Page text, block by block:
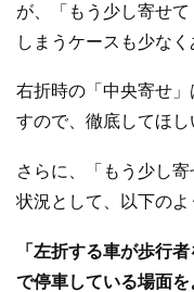
が、「もう少し寄せ
しまうケースも少なく
右折時の「中央寄せ
すので、徹底してほし
さらに、「もう少し
状況として、以下のよ
「左折する車が歩行
で停車している場面